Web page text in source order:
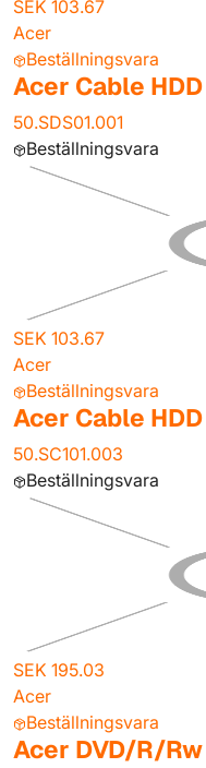
SEK 103.67
Acer
Beställningsvara
Acer Cable HDD
50.SDS01.001
Beställningsvara
SEK 103.67
Acer
Beställningsvara
Acer Cable HDD
50.SC101.003
Beställningsvara
SEK 195.03
Acer
Beställningsvara
Acer DVD/R/Rw